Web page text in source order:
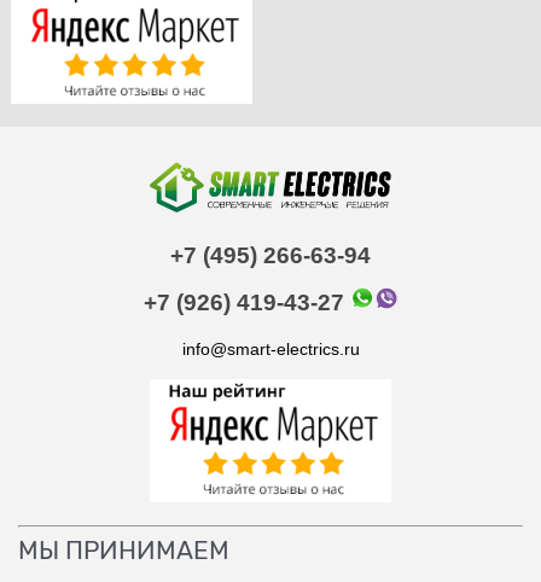
+7 (495) 266-63-94
+7 (926) 419-43-27
info@smart-electrics.ru
МЫ ПРИНИМАЕМ